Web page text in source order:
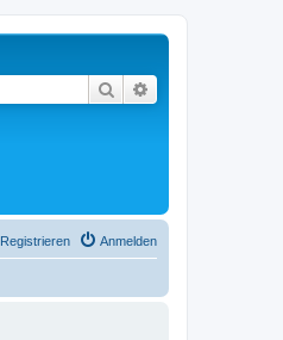
Suche
Anmelden
Registrieren